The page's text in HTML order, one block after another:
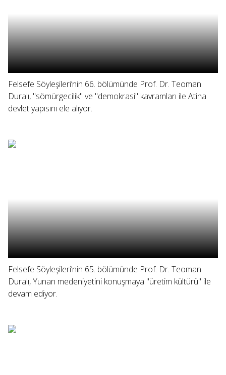
Felsefe Söyleşileri’nin 66. bölümünde Prof. Dr. Teoman
Duralı, "sömürgecilik" ve "demokrasi" kavramları ile Atina
devlet yapısını ele alıyor.
Felsefe Söyleşileri’nin 65. bölümünde Prof. Dr. Teoman
Duralı, Yunan medeniyetini konuşmaya "üretim kültürü" ile
devam ediyor.